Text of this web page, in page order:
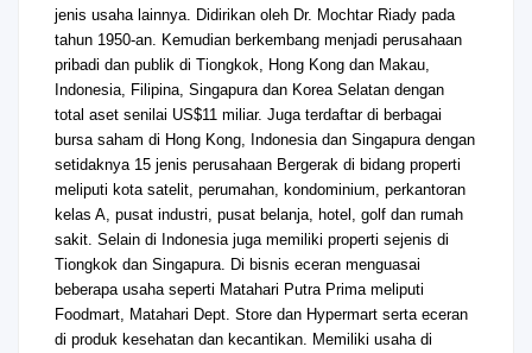
jenis usaha lainnya. Didirikan oleh Dr. Mochtar Riady pada
tahun 1950-an. Kemudian berkembang menjadi perusahaan
pribadi dan publik di Tiongkok, Hong Kong dan Makau,
Indonesia, Filipina, Singapura dan Korea Selatan dengan
total aset senilai US$11 miliar. Juga terdaftar di berbagai
bursa saham di Hong Kong, Indonesia dan Singapura dengan
setidaknya 15 jenis perusahaan Bergerak di bidang properti
meliputi kota satelit, perumahan, kondominium, perkantoran
kelas A, pusat industri, pusat belanja, hotel, golf dan rumah
sakit. Selain di Indonesia juga memiliki properti sejenis di
Tiongkok dan Singapura. Di bisnis eceran menguasai
beberapa usaha seperti Matahari Putra Prima meliputi
Foodmart, Matahari Dept. Store dan Hypermart serta eceran
di produk kesehatan dan kecantikan. Memiliki usaha di